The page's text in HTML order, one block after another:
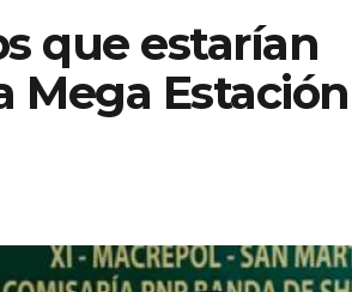
que estarían
Mega Estación